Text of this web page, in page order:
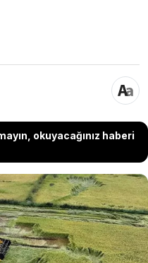
okuyacağınız haberi
Osmanlı saray
ve 2019 yılında coğrafi
pirincinde hasat